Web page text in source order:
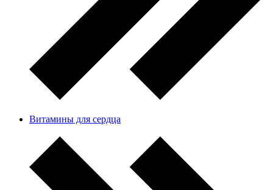
Витамины для сердца